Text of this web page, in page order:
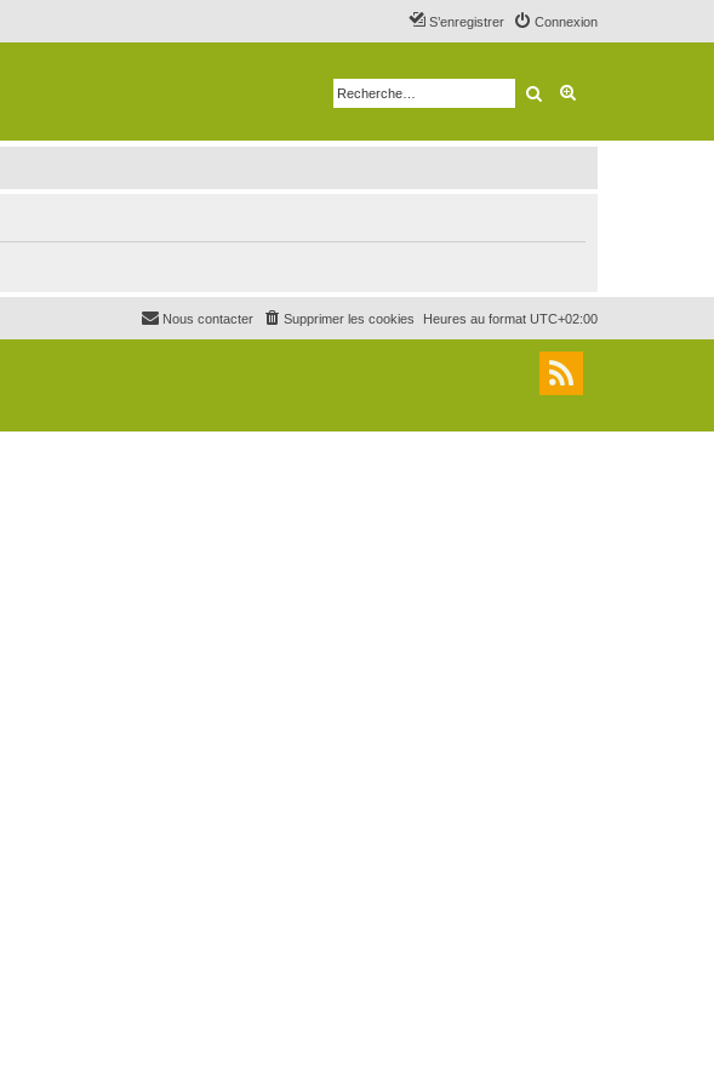
Connexion
S’enregistrer
Rechercher
Heures au format UTC+02:00
Supprimer les cookies
Nous contacter